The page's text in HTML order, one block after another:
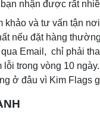
nhận được rất
khảo và tư vấn tận
nếu đặt hàng
Email, chỉ phải
trong vòng 10 ngày.
ở đâu vì Kim Flags